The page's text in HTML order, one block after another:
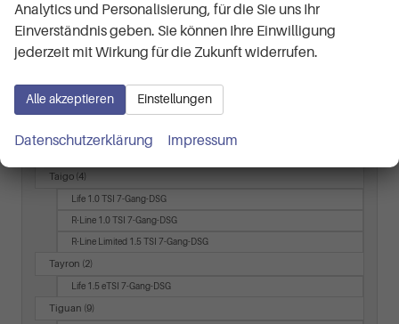
T7 Multivan
Business LÜ 2.0 TSI 7-Gang-DSG
LÜ 2.0 TDI 7-Gang-DSG
(3)
LR 2.0 TDI 8-Gang AT
Taigo (4)
Life 1.0 TSI 7-Gang-DSG
R-Line 1.0 TSI 7-Gang-DSG
R-Line Limited 1.5 TSI 7-Gang-DSG
Tayron (2)
Life 1.5 eTSI 7-Gang-DSG
Tiguan (9)
Analytics und Personalisierung, für die Sie uns Ihr
Einverständnis geben. Sie können Ihre Einwilligung
jederzeit mit Wirkung für die Zukunft widerrufen.
Alle akzeptieren Einstellungen
Datenschutzerklärung Impressum